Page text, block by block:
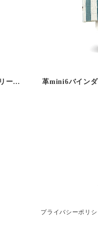
革micro5バインダー手帳 “ブルーベリー・レモンシェイク 昼下がりのお茶会” 本革
プライバシーポリシ